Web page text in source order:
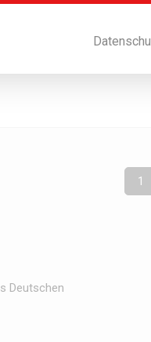
zu 15% Rabatt auf
1
Deutschen